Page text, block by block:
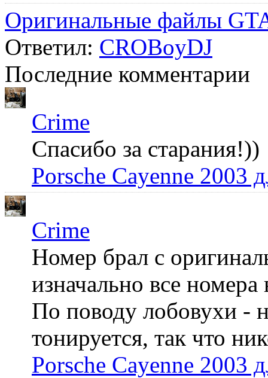
Оригинальные файлы
Ответил: CROBoyDJ
Последние комментарии
Crime
Спасибо за старания!))
Porsche Cayenne 2003
Crime
Номер брал с
изначально все
По поводу лобовухи -
тонируется, так что
Porsche Cayenne 2003